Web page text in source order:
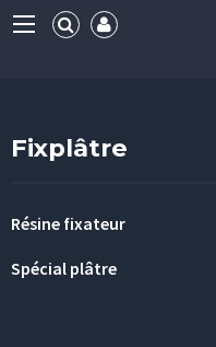
Fixplâtre
Résine fixateur
Spécial plâtre